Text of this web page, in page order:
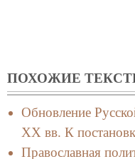
ПОХОЖИЕ
Обновление
ХХ вв. К
Православная